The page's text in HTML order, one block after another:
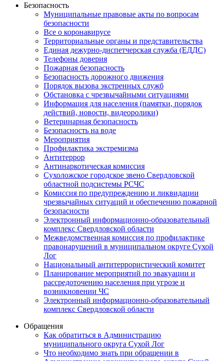
Безопасность
Муниципальные правовые акты по вопросам
безопасности
Все о коронавирусе
Территориальные органы и представительства
Единая дежурно-диспетчерская служба (ЕДДС)
Телефоны доверия
Пожарная безопасность
Безопасность дорожного движения
Порядок вызова экстренных служб
Обстановка с чрезвычайными ситуациями
Информация для населения (памятки, порядок
действий, новости, видеоролики)
Ветеринарная безопасность
Безопасность на воде
Мероприятия
Профилактика экстремизма
Антитеррор
Антинаркотическая комиссия
Сухоложское городское звено Свердловской
областной подсистемы РСЧС
Комиссия по предупреждению и ликвидации
чрезвычайных ситуаций и обеспечению пожарной
безопасности
Электронный информационно-образовательный
комплекс Cвердловской области
Межведомственная комиссия по профилактике
правонарушений в муниципальном округе Сухой
Лог
Национальный антитеррористический комитет
Планирование мероприятий по эвакуации и
рассредоточению населения при угрозе и
возникновении ЧС
Электронный информационно-образовательный
комплекс Свердловской области
Обращения
Как обратиться в Администрацию
муниципального округа Сухой Лог
Что необходимо знать при обращении в